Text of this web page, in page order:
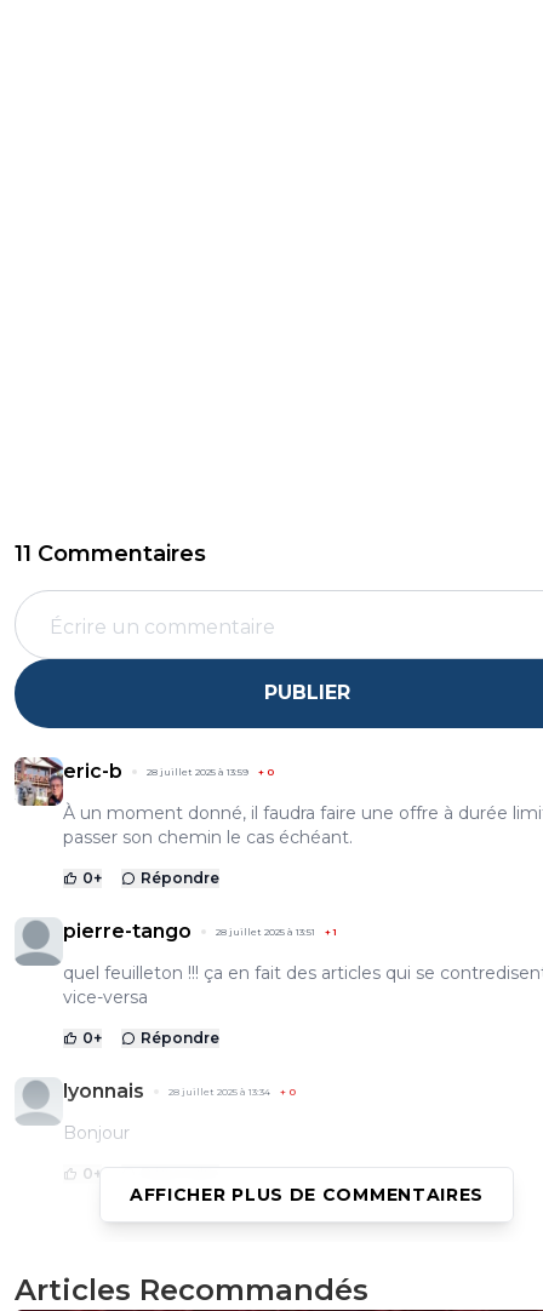
11 Commentaires
PUBLIER
eric-b 28 juillet 2025 à 13:59 + 0
À un moment donné, il faudra faire une offre à durée
passer son chemin le cas échéant.
0+ Répondre
pierre-tango 28 juillet 2025 à 13:51 +1
quel feuilleton !!! ça en fait des articles qui se
vice-versa
0+ Répondre
lyonnais 28 juillet 2025 à 13:34 + 0
Bonjour
0+ Répondre
Faut arrêter le mec n''a pas plus envie que ça de venir
AFFICHER PLUS DE COMMENTAIRES
Articles Recommandés